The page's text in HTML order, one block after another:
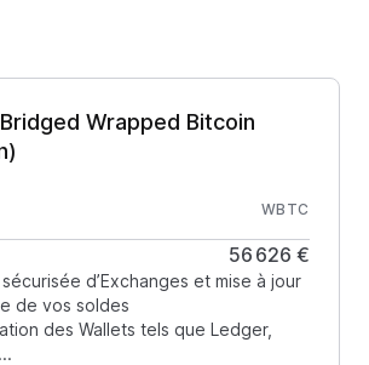
Wrapped Bitcoin
WBTC
56 626 €
d’Exchanges et mise à jour
de vos soldes
des Wallets tels que Ledger,